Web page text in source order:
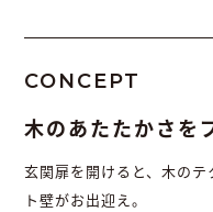
CONCEPT
木のあたたかさを
玄関扉を開けると、木の
ト壁がお出迎え。